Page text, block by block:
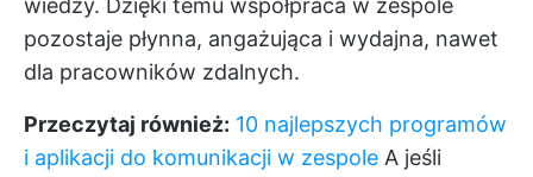
wiedzy. Dzięki temu współpraca w zespole
pozostaje płynna, angażująca i wydajna, nawet
dla pracowników zdalnych.
Przeczytaj również: 10 najlepszych programów
i aplikacji do komunikacji w zespole A jeśli